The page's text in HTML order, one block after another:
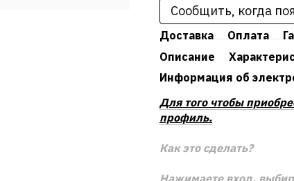
Сообщить, когда
Доставка Оплата
Описание
Информация об
Для того чтобы
профиль.
Как это сделать?
Нажимаете вход,